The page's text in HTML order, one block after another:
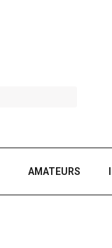
AMATEURS